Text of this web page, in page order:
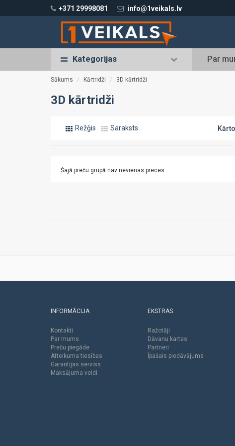
+371 29998081 info@1veikals.lv
Kategorijas Par
Sākums Kārtridži 3D kārtridži
3D kārtridži
Režģis Saraksts
Šajā preču grupā nav nevienas preces.
INFORMĀCIJA
Kontakti
Par mums
Preču piegāde
Atteikuma tiesības
Garantijas serviss
Maksājuma veidi
EKSTRAS
Ražotāji
Dāvanu kartes
Partneri
Īpašais piedāvājums